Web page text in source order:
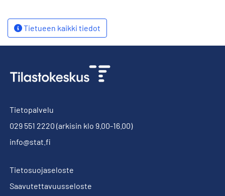
Tietueen kaikki tiedot
Tietopalvelu
029 551 2220 (arkisin klo 9.00-16.00)
info@stat.fi
Tietosuojaseloste
Saavutettavuusseloste